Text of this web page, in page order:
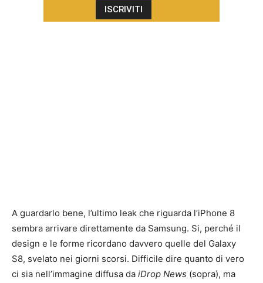
A guardarlo bene, l’ultimo leak che riguarda l’iPhone 8
sembra arrivare direttamente da Samsung. Si, perché il
design e le forme ricordano davvero quelle del Galaxy
S8, svelato nei giorni scorsi. Difficile dire quanto di vero
ci sia nell’immagine diffusa da iDrop News (sopra), ma